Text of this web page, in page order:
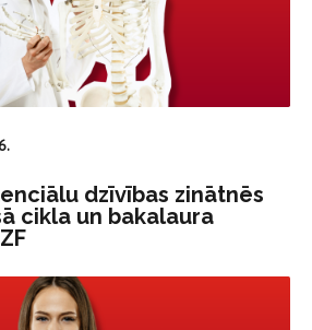
dzīvības zinātnēs
cikla un bakalaura